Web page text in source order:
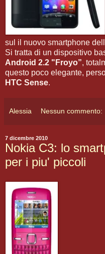
sul il nuovo smartphone
Si tratta di un dispositivo
Android 2.2 "Froyo”,
questo poco elegante,
HTC Sense.
Alessia Nessun commento:
7 dicembre 2010
Nokia C3: lo
per i piu' piccoli